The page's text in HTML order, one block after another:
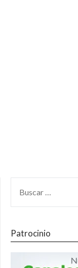
Patrocinio